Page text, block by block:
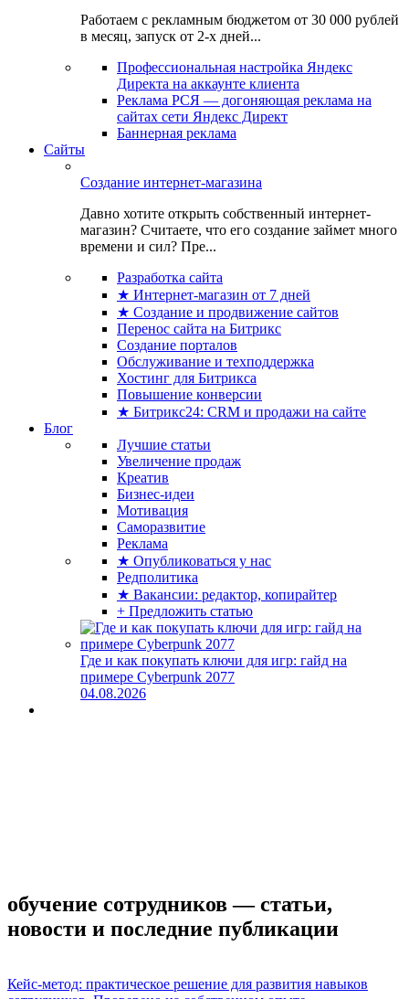
Работаем с рекламным бюджетом от 30 000 рублей
в месяц, запуск от 2-х дней...
Профессиональная настройка Яндекс
Директа на аккаунте клиента
Реклама РСЯ — догоняющая реклама на
сайтах сети Яндекс Директ
Баннерная реклама
Сайты
Создание интернет-магазина
Давно хотите открыть собственный интернет-
магазин? Считаете, что его создание займет много
времени и сил? Пре...
Разработка сайта
★ Интернет-магазин от 7 дней
★ Создание и продвижение сайтов
Перенос сайта на Битрикс
Создание порталов
Обслуживание и техподдержка
Хостинг для Битрикса
Повышение конверсии
★ Битрикс24: CRM и продажи на сайте
Блог
Лучшие статьи
Увеличение продаж
Креатив
Бизнес-идеи
Мотивация
Саморазвитие
Реклама
★ Опубликоваться у нас
Редполитика
★ Вакансии: редактор, копирайтер
+ Предложить статью
Где и как покупать ключи для игр: гайд на
примере Cyberpunk 2077
04.08.2026
обучение сотрудников — статьи,
новости и последние публикации
Кейс-метод: практическое решение для развития навыков